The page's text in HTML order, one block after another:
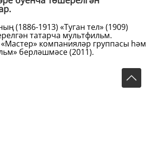
(1886-1913) «Туган тел» (1909)
татарча мультфильм.
компанияләр группасы һәм
берләшмәсе (2011).